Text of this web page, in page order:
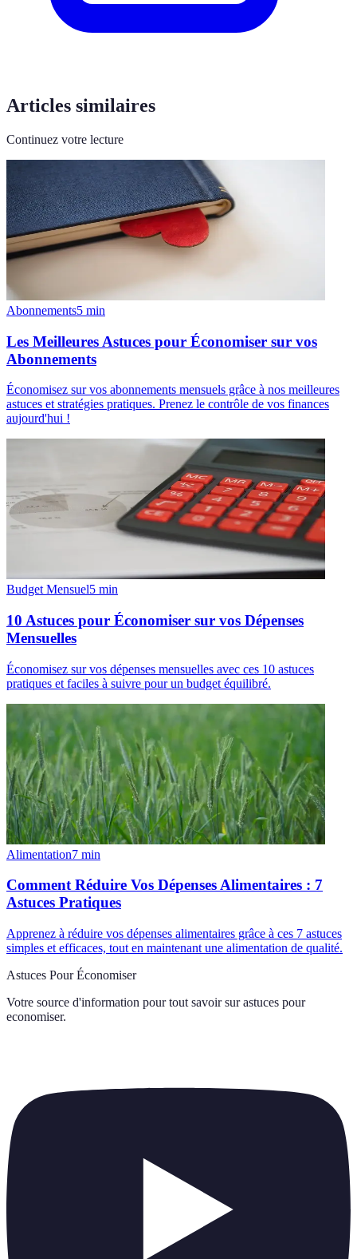
Articles similaires
Continuez votre lecture
Abonnements5 min
Les Meilleures Astuces pour Économiser sur vos
Abonnements
Économisez sur vos abonnements mensuels grâce à nos meilleures
astuces et stratégies pratiques. Prenez le contrôle de vos finances
aujourd'hui !
Budget Mensuel5 min
10 Astuces pour Économiser sur vos Dépenses
Mensuelles
Économisez sur vos dépenses mensuelles avec ces 10 astuces
pratiques et faciles à suivre pour un budget équilibré.
Alimentation7 min
Comment Réduire Vos Dépenses Alimentaires : 7
Astuces Pratiques
Apprenez à réduire vos dépenses alimentaires grâce à ces 7 astuces
simples et efficaces, tout en maintenant une alimentation de qualité.
Astuces Pour Économiser
Votre source d'information pour tout savoir sur astuces pour
economiser.